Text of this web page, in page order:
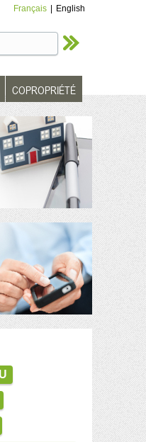
Français English
COPROPRIÉTÉ